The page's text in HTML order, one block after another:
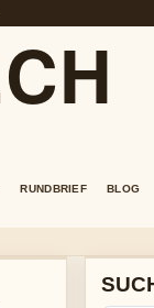
RUNDBRIEF BLOG